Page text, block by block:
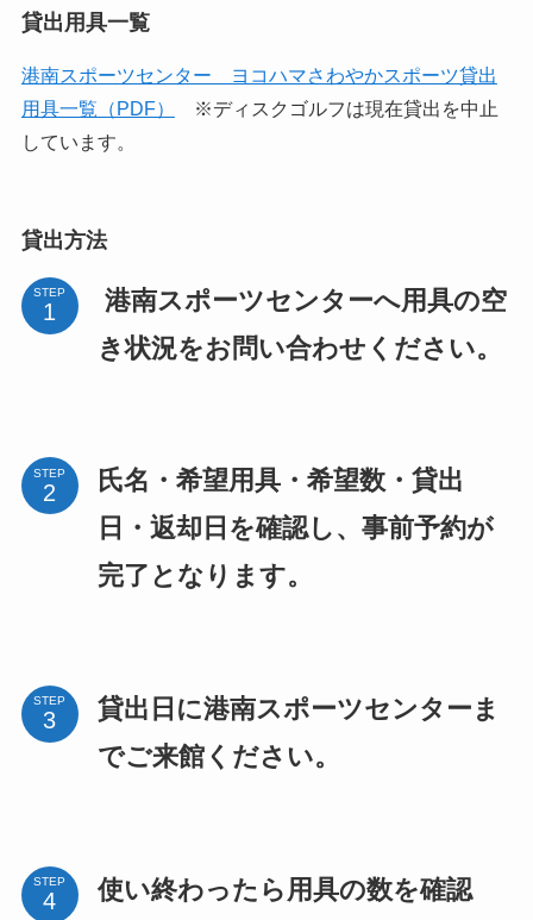
貸出用具一覧
港南スポーツセンター ヨコハマさわやかスポーツ貸出
用具一覧（PDF）
※ディスクゴルフは現在貸出を中止
しています。
貸出方法
STEP
港南スポーツセンターへ用具の空
き状況をお問い合わせください。
STEP
氏名・希望用具・希望数・貸出
日・返却日を確認し、事前予約が
完了となります。
STEP
貸出日に港南スポーツセンターま
でご来館ください。
STEP
使い終わったら用具の数を確認